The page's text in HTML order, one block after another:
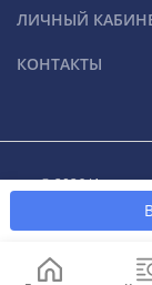
ЛИЧНЫЙ
КОНТАКТЫ
© 2026